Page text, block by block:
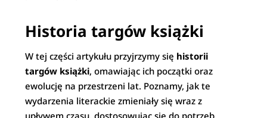
Historia targów książki
W tej części artykułu przyjrzymy się historii
targów książki, omawiając ich początki oraz
ewolucję na przestrzeni lat. Poznamy, jak te
wydarzenia literackie zmieniały się wraz z
upływem czasu, dostosowując się do potrzeb